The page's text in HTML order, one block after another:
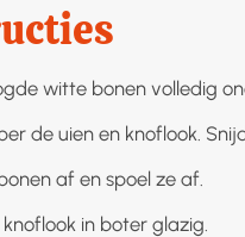
witte bonen volledig
de uien en knoflook.
af en spoel ze af.
in boter glazig.